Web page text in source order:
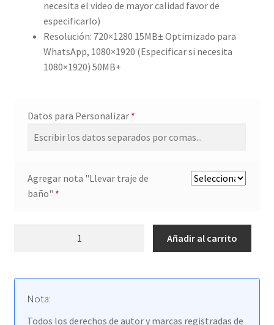
necesita el video de mayor calidad favor de
especificarlo)
Resolución: 720×1280 15MB± Optimizado para
WhatsApp, 1080×1920 (Especificar si necesita
1080×1920) 50MB+
Datos para Personalizar *
Agregar nota "Llevar traje de
baño" *
Super
Conejo
Añadir al carrito
Nota:
Todos los derechos de autor y marcas registradas de